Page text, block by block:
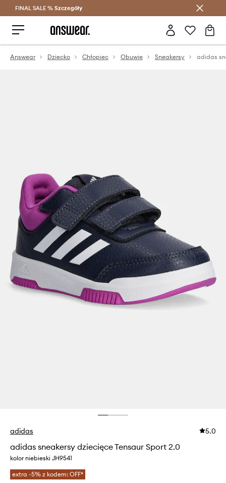
Oszczędzaj z Answear Club >
FINAL SALE % Szczegóły
Answear Dziecko Chłopiec Obuwie Sneakersy
adidas 5.0
adidas sneakersy dziecięce Tensaur Sport 2.0
kolor niebieski JH9541
extra -5% z kodem: OFF*